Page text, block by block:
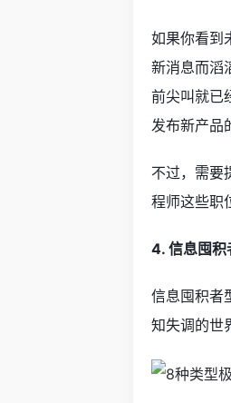
如果你看到
新消息而滔
前尖叫就已
发布新产品
不过，需要
程师这些职
4. 信息囤积
信息囤积者
知失调的世